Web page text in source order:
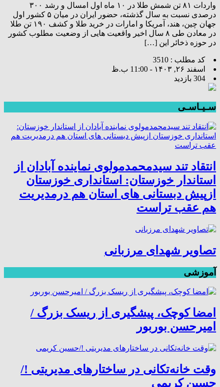
واردات ۸۱ تن شمش طلا در ۱۰ ماه اول امسال و رشد ۳۰۰
درصدی نسبت به سال گذشته، حضور ایران در میان ۵ کشور اول
جهان چین، هند، آمریکا و امارات در خرید طلا و کشف ۱۹۰ تن طلا
در معادن طی ۸ سال اخیر واقعیت هایی از وضعیت مطلوب کشور
در حوزه ذخائر این […]
کد مطلب : 3510
اسفند ۲۶, ۱۴۰۳ - 11:00 ب.ظ
304 بازدید
سـیـاسـی
انتقاد تند سیدمحمدمولوی نماینده آبادان از
استاندار خوزستان: استانداری خوزستان
ازپیش دبستانی های استان هم درمدیریت
هم عقب تراست
تصاویر شهدای مرزبانی
آموزشی
امضا کوچک، پیشگیری از ریسک بزرگ /
امیرحسن بوربور
وقت خانه‌تکانی در ساختارهای مدیریتی !/
حسین کریمی